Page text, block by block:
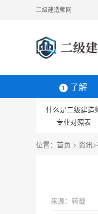
二级建造师网
1 了解
什么是二级建造
专业对照表
位置： 首页 > 资讯>
来源： 转载